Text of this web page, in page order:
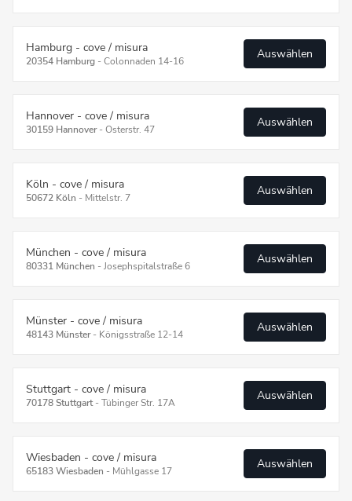
Hamburg - cove / misura
20354 Hamburg - Colonnaden 14-16 Auswählen
Hannover - cove / misura
30159 Hannover- Osterstr. 47 Auswählen
Köln - cove / misura
50672 Köln - Mittelstr. 7 Auswählen
München - cove / misura
80331 München - Josephspitalstraße 6 Auswählen
Münster - cove / misura
48143 Münster- Königsstraße 12-14 Auswählen
Stuttgart - cove / misura
70178 Stuttgart- Tübinger Str. 17A Auswählen
Wiesbaden - cove / misura
65183 Wiesbaden - Mühlgasse 17 Auswählen